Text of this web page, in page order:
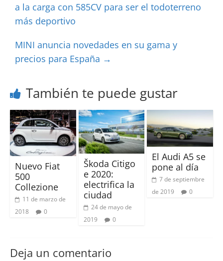
a la carga con 585CV para ser el todoterreno
más deportivo
MINI anuncia novedades en su gama y
precios para España →
También te puede gustar
Nuevo Fiat
500
Collezione
11 de marzo de
2018
0
Škoda Citigo
e 2020:
electrifica la
ciudad
24 de mayo de
2019
0
El Audi A5 se
pone al día
7 de septiembre
de 2019
0
Deja un comentario